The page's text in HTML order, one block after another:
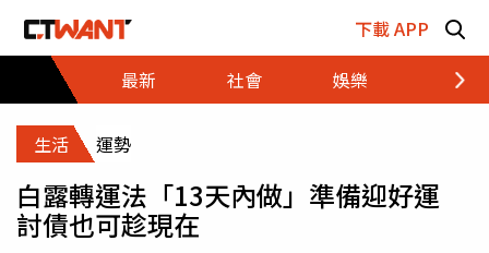
下載 APP
最新
社會 娛樂 財經
生活 運勢
白露轉運法「13天內做」準備迎好運
討債也可趁現在